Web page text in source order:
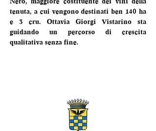
tenuta, a cui vengono destinati ben 140 ha
e 3 cru. Ottavia Giorgi Vistarino sta
guidando un percorso di crescita
qualitativa senza fine.